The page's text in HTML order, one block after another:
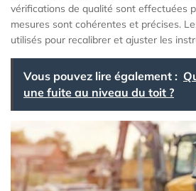
vérifications de qualité sont effectuées
mesures sont cohérentes et précises.
utilisés pour recalibrer et ajuster les
Vous pouvez lire également :
une fuite au niveau du toit ?